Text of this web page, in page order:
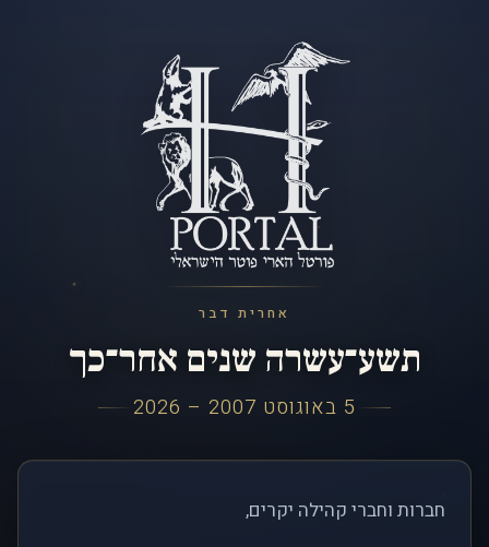
אחרית דבר
תשע־עשרה שנים אחר־כך
5 באוגוסט 2007 – 2026
חברות וחברי קהילה יקרים,